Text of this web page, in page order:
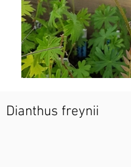
Dianthus freynii